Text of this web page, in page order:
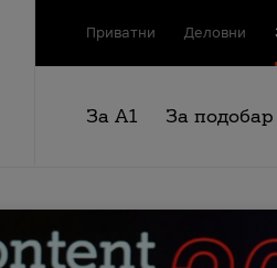
Приватни Деловни
За А1 За подобар